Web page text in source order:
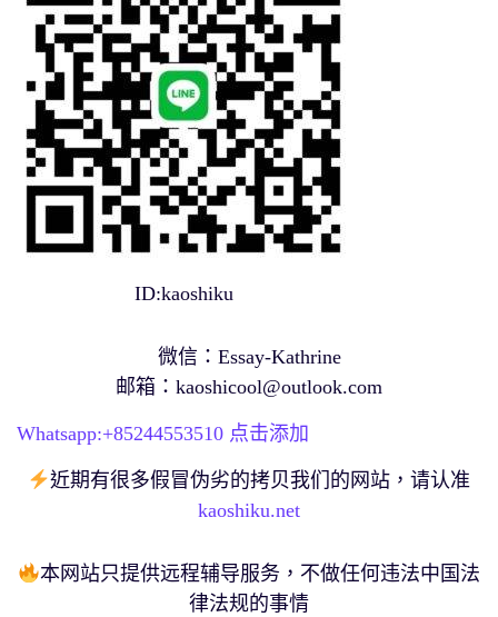
ID:kaoshiku
微信：Essay-Kathrine
邮箱： kaoshicool@outlook.com
Whatsapp:+85244553510 点击添加
近期有很多假冒伪劣的拷贝我们的网站，请认准
kaoshiku.net
本网站只提供远程辅导服务，不做任何违法中国法
律法规的事情